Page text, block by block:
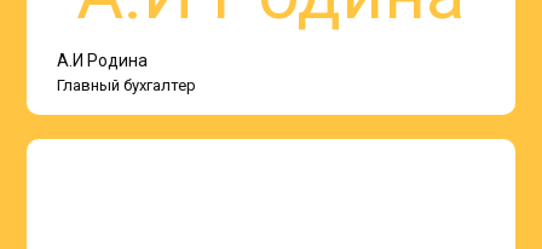
А.И Родина
Главный бухгалтер